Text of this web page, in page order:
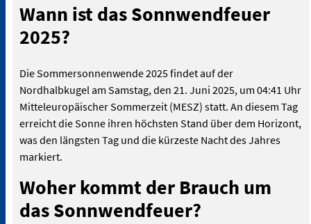
Wann ist das Sonnwendfeuer
2025?
Die Sommersonnenwende 2025 findet auf der
Nordhalbkugel am Samstag, den 21. Juni 2025, um 04:41 Uhr
Mitteleuropäischer Sommerzeit (MESZ) statt. An diesem Tag
erreicht die Sonne ihren höchsten Stand über dem Horizont,
was den längsten Tag und die kürzeste Nacht des Jahres
markiert.
Woher kommt der Brauch um
das Sonnwendfeuer?